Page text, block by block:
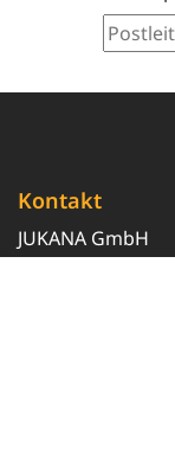
Kontakt
JUKANA GmbH